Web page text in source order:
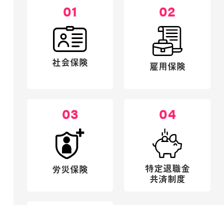
01
社会保険
02
雇用保険
03
労災保険
04
特定退職金
共済制度